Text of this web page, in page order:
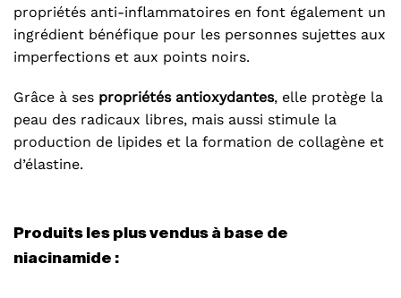
propriétés anti-inflammatoires en font également un
ingrédient bénéfique pour les personnes sujettes aux
imperfections et aux points noirs.
Grâce à ses propriétés antioxydantes, elle protège la
peau des radicaux libres, mais aussi stimule la
production de lipides et la formation de collagène et
d’élastine.
Produits les plus vendus à base de
niacinamide :